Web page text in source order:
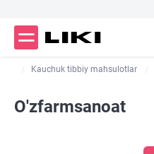
Kauchuk tibbiy mahsulotlar
O'zfarmsanoat